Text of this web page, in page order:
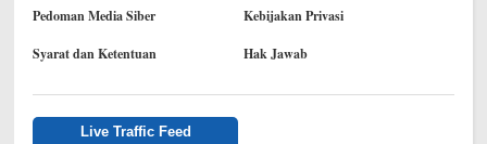
Pedoman Media Siber Kebijakan Privasi
Syarat dan Ketentuan Hak Jawab
Live Traffic Feed